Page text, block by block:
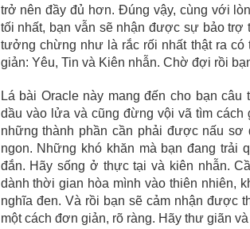
trở nên đầy đủ hơn. Đúng vậy, cùng với
tối nhất, bạn vẫn sẽ nhận được sự bảo
tưởng chừng như là rắc rối nhất thật ra
giản: Yêu, Tin và Kiên nhẫn. Chờ đợi rồi
Lá bài Oracle này mang đến cho bạn
dầu vào lửa và cũng đừng vội vã tìm
những thành phần cần phải được nấu
ngon. Những khó khăn mà bạn đang trải
đắn. Hãy sống ở thực tại và kiên nhẫn.
dành thời gian hòa mình vào thiên nhiên,
nghĩa đen. Và rồi bạn sẽ cảm nhận được
một cách đơn giản, rõ ràng. Hãy thư giãn